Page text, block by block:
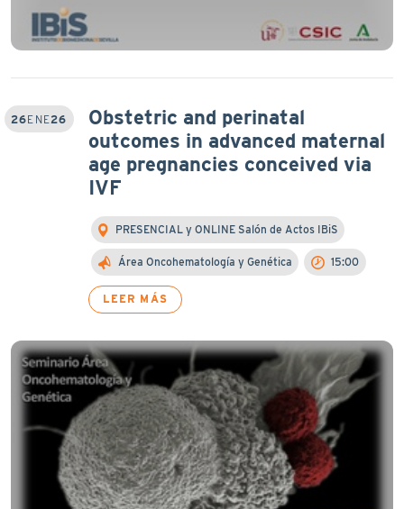
26ENE26
Obstetric and perinatal
outcomes in advanced maternal
age pregnancies conceived via
IVF
PRESENCIAL y ONLINE Salón de Actos IBiS
Área Oncohematología y Genética 15:00
LEER MÁS